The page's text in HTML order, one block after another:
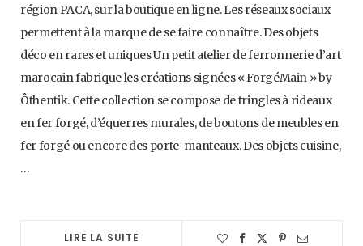
région PACA, sur la boutique en ligne. Les réseaux sociaux
permettent à la marque de se faire connaître. Des objets
déco en rares et uniques Un petit atelier de ferronnerie d’art
marocain fabrique les créations signées « ForgéMain » by
Ôthentik. Cette collection se compose de tringles à rideaux
en fer forgé, d’équerres murales, de boutons de meubles en
fer forgé ou encore des porte-manteaux. Des objets cuisine,
…
LIRE LA SUITE